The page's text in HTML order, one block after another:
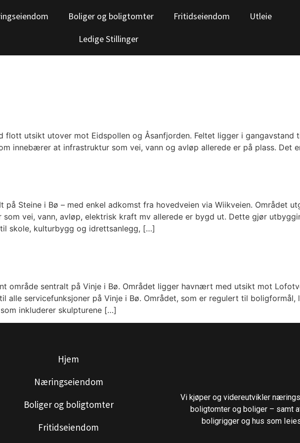
Boliger og boligtomter Fritidseiendom
Utleie
Ledige Stillinger
utsikt utover mot Eidspollen og Åsanfjorden. Feltet ligger i gangavstand
innebærer at infrastruktur som vei, vann og avløp allerede er på plass. Det
på Steine i Bø – med enkel adkomst fra hovedveien via Wiikveien. Området
vei, vann, avløp, elektrisk kraft mv allerede er bygd ut. Dette gjør
skole, kulturbygg og idrettsanlegg, […]
område sentralt på Vinje i Bø. Området ligger havnært med utsikt mot
alle servicefunksjoner på Vinje i Bø. Området, som er regulert til
inkluderer skulpturene […]
Hjem
Næringseiendom
Boliger og boligtomter
Fritidseiendom
Vi kjøper og videreutvikler
boligtomter og boliger – samt
boligrigger og hus som